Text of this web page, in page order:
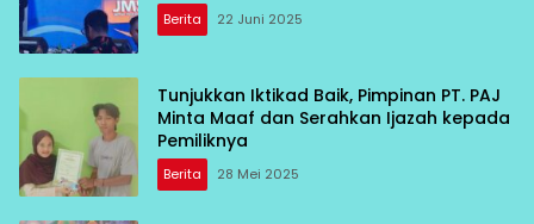
Berita 22 Juni 2025
Tunjukkan Iktikad Baik, Pimpinan PT. PAJ
Minta Maaf dan Serahkan Ijazah kepada
Pemiliknya
Berita 28 Mei 2025